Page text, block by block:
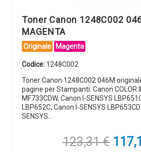
Toner Canon 1248C002
MAGENTA
Originale Magenta
Codice: 1248C002
Toner Canon 1248C002 046M
pagine per Stampanti: Canon COLOR
MF733CDW, Canon I-SENSYS
LBP652C, Canon I-SENSYS
SENSYS…
123,31€ Il